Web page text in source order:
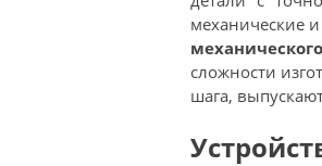
механические
сложности
шага,